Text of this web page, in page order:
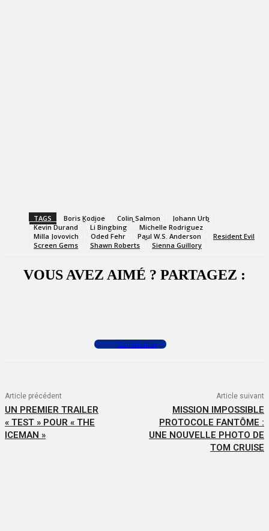
TAGS Boris Kodjoe Colin Salmon
Johann Urb
Kevin Durand
Li Bingbing
Michelle Rodriguez
Milla Jovovich
Oded Fehr Paul W.S. Anderson
Resident Evil
Screen Gems
Shawn Roberts Sienna Guillory
VOUS AVEZ AIMÉ ? PARTAGEZ :
Commenter
Article précédent
UN PREMIER TRAILER
« TEST » POUR « THE
ICEMAN »
Article suivant
MISSION IMPOSSIBLE
PROTOCOLE FANTÔME :
UNE NOUVELLE PHOTO DE
TOM CRUISE